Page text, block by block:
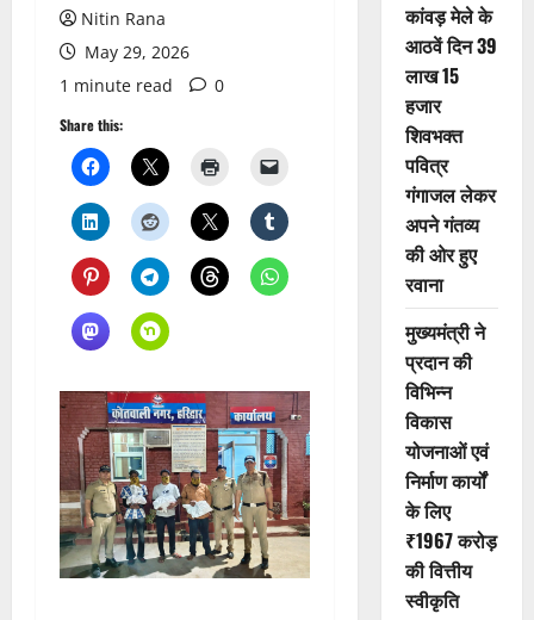
Nitin Rana
May 29, 2026
1 minute read
0
Share this:
कांवड़ मेले के
आठवें दिन 39
लाख 15
हजार
शिवभक्त
पवित्र
गंगाजल लेकर
अपने गंतव्य
की ओर हुए
रवाना
मुख्यमंत्री ने
प्रदान की
विभिन्न
विकास
योजनाओं एवं
निर्माण कार्यों
के लिए
₹1967 करोड़
की वित्तीय
स्वीकृति